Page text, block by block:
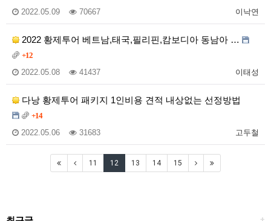
이낙연
2022.05.09 70667
2022 황제투어 베트남,태국,필리핀,캄보디아 동남아 …
+12
이태성
2022.05.08 41437
다낭 황제투어 패키지 1인비용 견적 내상없는 선정방법
+14
고두철
2022.05.06 31683
11 12 13 14 15